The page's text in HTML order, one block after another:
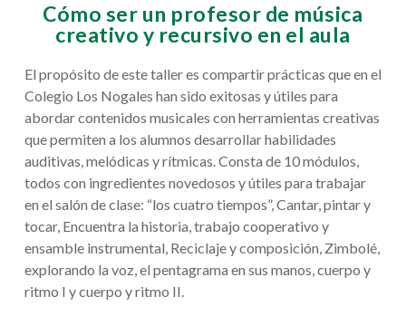
Cómo ser un profesor de música
creativo y recursivo en el aula
El propósito de este taller es compartir prácticas que en el
Colegio Los Nogales han sido exitosas y útiles para
abordar contenidos musicales con herramientas creativas
que permiten a los alumnos desarrollar habilidades
auditivas, melódicas y rítmicas. Consta de 10 módulos,
todos con ingredientes novedosos y útiles para trabajar
en el salón de clase: “los cuatro tiempos”, Cantar, pintar y
tocar, Encuentra la historia, trabajo cooperativo y
ensamble instrumental, Reciclaje y composición, Zimbolé,
explorando la voz, el pentagrama en sus manos, cuerpo y
ritmo I y cuerpo y ritmo II.